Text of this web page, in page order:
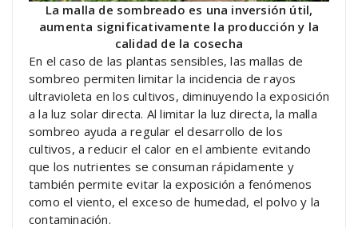
La malla de sombreado es una inversión útil,
aumenta significativamente la producción y la
calidad de la cosecha
En el caso de las plantas sensibles, las mallas de
sombreo permiten limitar la incidencia de rayos
ultravioleta en los cultivos, diminuyendo la exposición
a la luz solar directa. Al limitar la luz directa, la malla
sombreo ayuda a regular el desarrollo de los
cultivos, a reducir el calor en el ambiente evitando
que los nutrientes se consuman rápidamente y
también permite evitar la exposición a fenómenos
como el viento, el exceso de humedad, el polvo y la
contaminación.